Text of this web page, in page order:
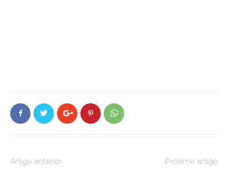
Artigo anterior Próximo artigo